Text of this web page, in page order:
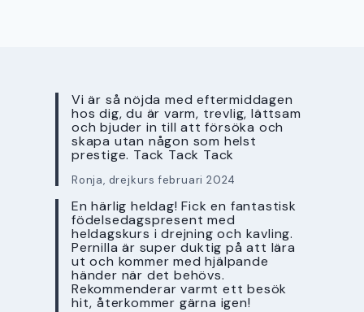
Vi är så nöjda med eftermiddagen
hos dig, du är varm, trevlig, lättsam
och bjuder in till att försöka och
skapa utan någon som helst
prestige. Tack Tack Tack
Ronja, drejkurs februari 2024
En härlig heldag! Fick en fantastisk
födelsedagspresent med
heldagskurs i drejning och kavling.
Pernilla är super duktig på att lära
ut och kommer med hjälpande
händer när det behövs.
Rekommenderar varmt ett besök
hit, återkommer gärna igen!